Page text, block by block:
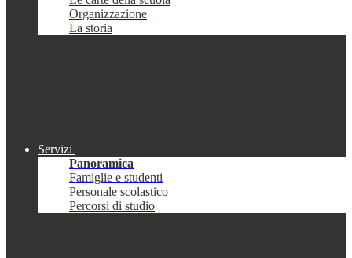
Organizzazione
La storia
Servizi
Panoramica
Famiglie e studenti
Personale scolastico
Percorsi di studio